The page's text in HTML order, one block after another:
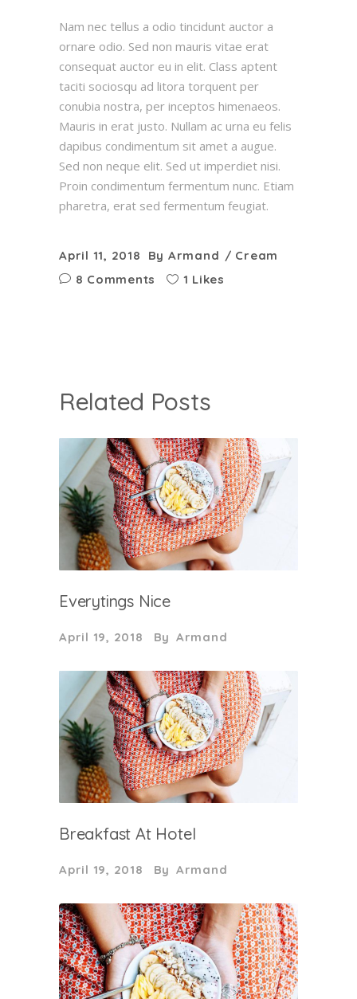
Nam nec tellus a odio tincidunt auctor a
ornare odio. Sed non mauris vitae erat
consequat auctor eu in elit. Class aptent
taciti sociosqu ad litora torquent per
conubia nostra, per inceptos himenaeos.
Mauris in erat justo. Nullam ac urna eu felis
dapibus condimentum sit amet a augue.
Sed non neque elit. Sed ut imperdiet nisi.
Proin condimentum fermentum nunc. Etiam
pharetra, erat sed fermentum feugiat.
April 11, 2018 By Armand
Cream
8 Comments
1 Likes
Related Posts
Everytings Nice
April 19, 2018 By Armand
Breakfast At Hotel
April 19, 2018 By Armand